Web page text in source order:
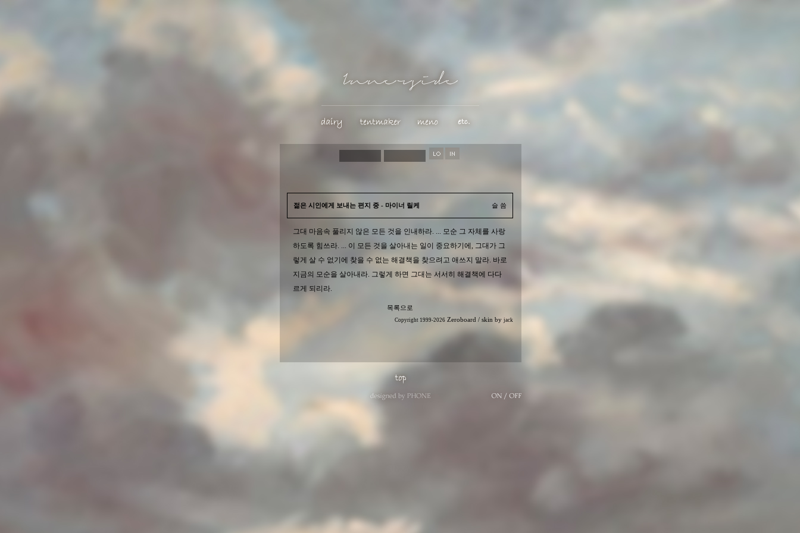
젊은 시인에게 보내는 편지 중 - 마이너 릴케 슬 씀
그대 마음속 풀리지 않은 모든 것을 인내하라. ... 모순 그 자체를 사랑
하도록 힘쓰라. ... 이 모든 것을 살아내는 일이 중요하기에, 그대가 그
렇게 살 수 없기에 찾을 수 없는 해결책을 찾으려고 애쓰지 말라. 바로
지금의 모순을 살아내라. 그렇게 하면 그대는 서서히 해결책에 다다
르게 되리라.
목록으로
Copyright 1999-2026 Zeroboard / skin by jack